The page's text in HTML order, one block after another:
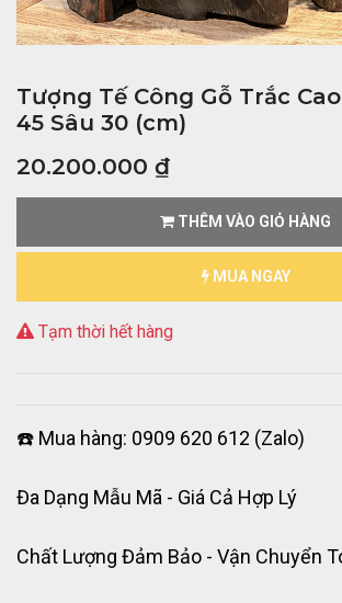
Tượng Tế Công Gỗ Trắc
45 Sâu 30 (cm)
20.200.000 ₫
THÊM VÀO GIỎ HÀNG
MUA NGAY
Tạm thời hết hàng
☎️ Mua hàng: 0909 620 612 (Zalo)
Đa Dạng Mẫu Mã - Giá Cả Hợp Lý
Chất Lượng Đảm Bảo - Vận Chuyển